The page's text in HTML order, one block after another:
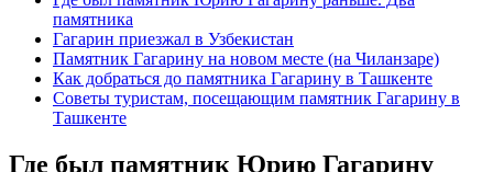
памятника
Гагарин приезжал в Узбекистан
Памятник Гагарину на новом месте (на Чиланзаре)
Как добраться до памятника Гагарину в Ташкенте
Советы туристам, посещающим памятник Гагарину в
Ташкенте
Где был памятник Юрию Гагарину